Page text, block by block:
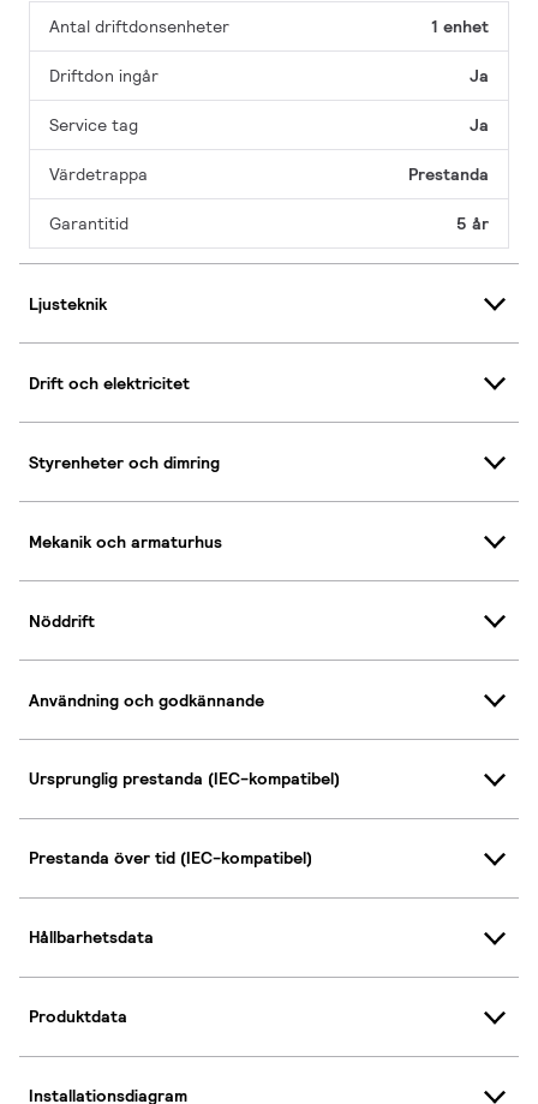
Antal driftdonsenheter 1 enhet
Driftdon ingår Ja
Service tag Ja
Värdetrappa Prestanda
Garantitid 5 år
Ljusteknik
Drift och elektricitet
Styrenheter och dimring
Mekanik och armaturhus
Nöddrift
Användning och godkännande
Ursprunglig prestanda (IEC-kompatibel)
Prestanda över tid (IEC-kompatibel)
Hållbarhetsdata
Produktdata
Installationsdiagram